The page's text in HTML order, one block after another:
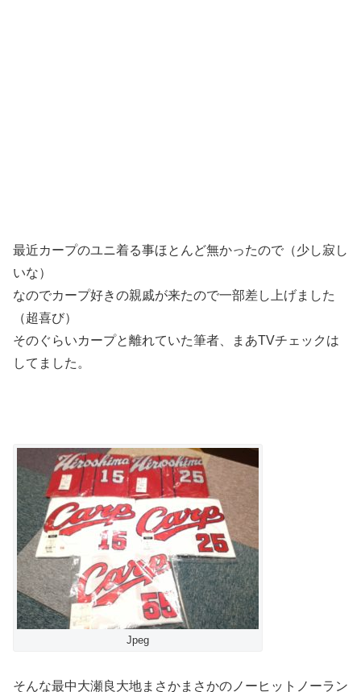
最近カープのユニ着る事ほとんど無かったので（少し寂し
いな）
なのでカープ好きの親戚が来たので一部差し上げました
（超喜び）
そのぐらいカープと離れていた筆者、まあTVチェックは
してました。
Jpeg
そんな最中大瀬良大地まさかまさかのノーヒットノーラン